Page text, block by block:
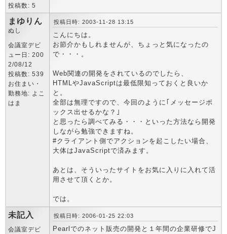
投稿数: 5
まゆりん
ぬし
会議室デビ
ュー日: 200
2/08/12
投稿数: 539
お住まい・
勤務地: よこ
はま
投稿日時: 2003-11-28 13:15
こんにちは。
お節介かもしれませんが、ちょっと気になったの
で・・・。
Web関連の開発をされているのでしたら、
HTMLやJavaScriptは最低限知っておくと良いか
と。
全部は無理ですので、今回のように｢メッセージボ
ックス出せるかな？｣
と思ったら調べてみる・・・といった方法なら開発
しながら勉強できますね。
#クライアント側でアクションを起こしたい場合、
大体はJavaScriptで済みます。
あとは、そういったサイトをお気に入りに入れて活
用させて頂くとか。
では。
未記入
会議室デビ
投稿日時: 2006-01-25 22:03
Pearlでのネット販売の開発と１年間の企業研修でJ